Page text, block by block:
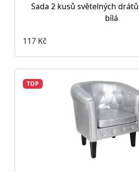
Sada 2 kusů světelných drátů
bílá
117 Kč
TOP